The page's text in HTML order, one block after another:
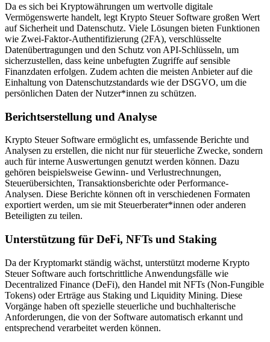
Da es sich bei Kryptowährungen um wertvolle digitale
Vermögenswerte handelt, legt Krypto Steuer Software großen Wert
auf Sicherheit und Datenschutz. Viele Lösungen bieten Funktionen
wie Zwei-Faktor-Authentifizierung (2FA), verschlüsselte
Datenübertragungen und den Schutz von API-Schlüsseln, um
sicherzustellen, dass keine unbefugten Zugriffe auf sensible
Finanzdaten erfolgen. Zudem achten die meisten Anbieter auf die
Einhaltung von Datenschutzstandards wie der DSGVO, um die
persönlichen Daten der Nutzer*innen zu schützen.
Berichtserstellung und Analyse
Krypto Steuer Software ermöglicht es, umfassende Berichte und
Analysen zu erstellen, die nicht nur für steuerliche Zwecke, sondern
auch für interne Auswertungen genutzt werden können. Dazu
gehören beispielsweise Gewinn- und Verlustrechnungen,
Steuerübersichten, Transaktionsberichte oder Performance-
Analysen. Diese Berichte können oft in verschiedenen Formaten
exportiert werden, um sie mit Steuerberater*innen oder anderen
Beteiligten zu teilen.
Unterstützung für DeFi, NFTs und Staking
Da der Kryptomarkt ständig wächst, unterstützt moderne Krypto
Steuer Software auch fortschrittliche Anwendungsfälle wie
Decentralized Finance (DeFi), den Handel mit NFTs (Non-Fungible
Tokens) oder Erträge aus Staking und Liquidity Mining. Diese
Vorgänge haben oft spezielle steuerliche und buchhalterische
Anforderungen, die von der Software automatisch erkannt und
entsprechend verarbeitet werden können.